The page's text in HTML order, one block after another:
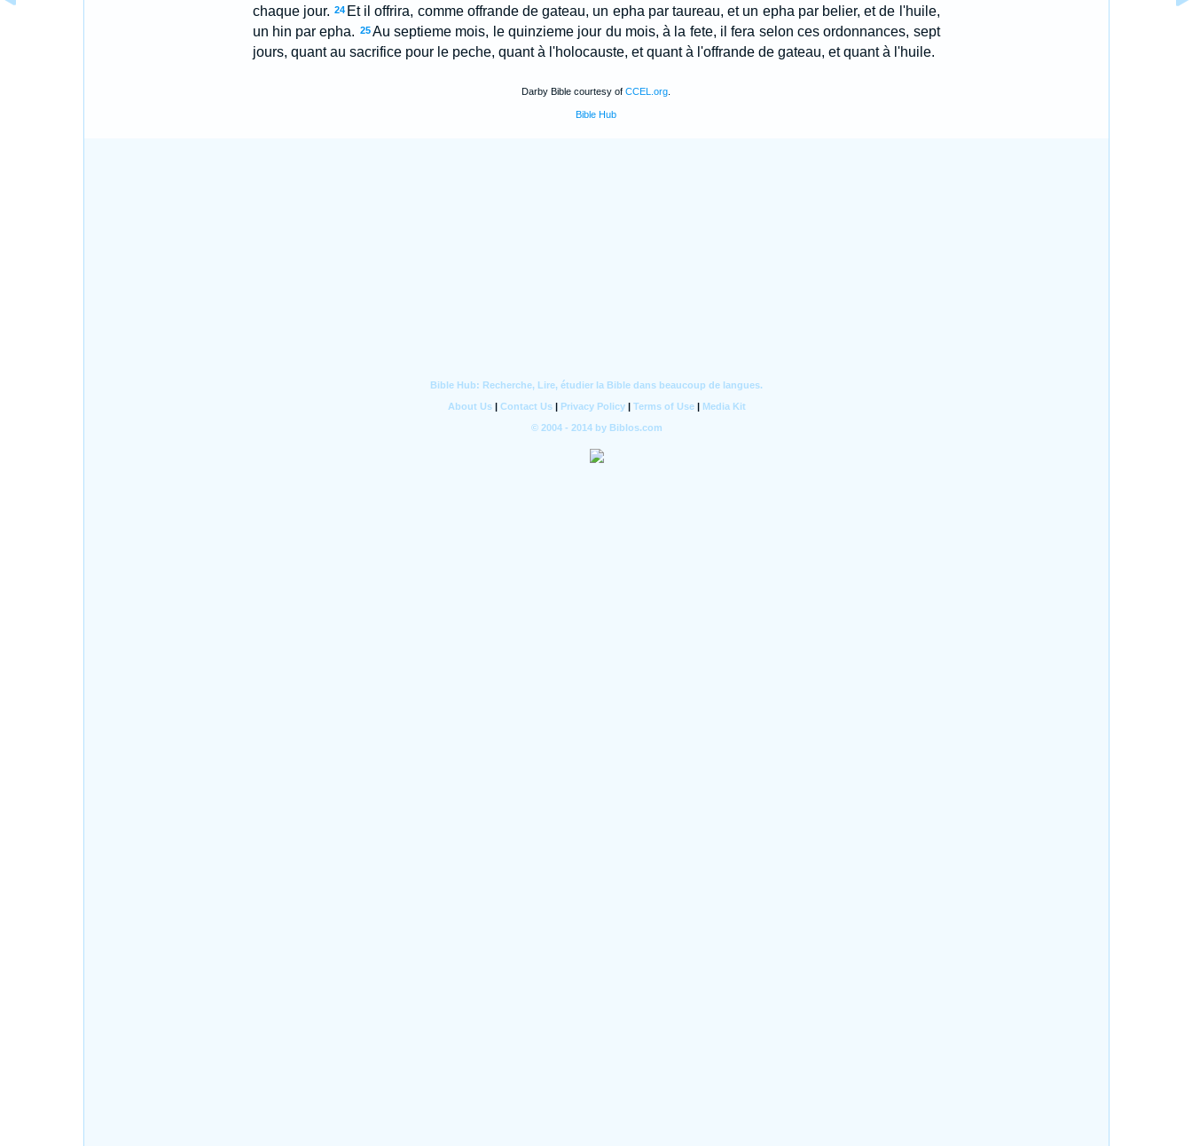
chaque jour. 24 Et il offrira, comme offrande de gateau, un epha par taureau, et un epha par belier, et de l'huile,
un hin par epha. 25Au septieme mois, le quinzieme jour du mois, à la fete, il fera selon ces ordonnances, sept
jours, quant au sacrifice pour le peche, quant à l'holocauste, et quant à l'offrande de gateau, et quant à l'huile.
Darby Bible courtesy of CCEL.org
Bible Hub